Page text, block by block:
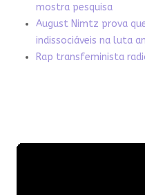
mostra pesquisa
August Nimtz prova
indissociáveis na luta
Rap transfeminista